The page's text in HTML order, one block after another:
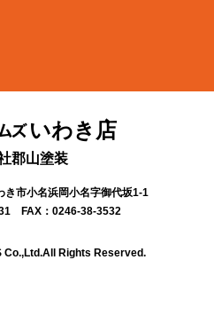
いわき店
郡山塗装
市小名浜岡小名字御代坂1-1
FAX：0246-38-3532
Co.,Ltd.All Rights Reserved.